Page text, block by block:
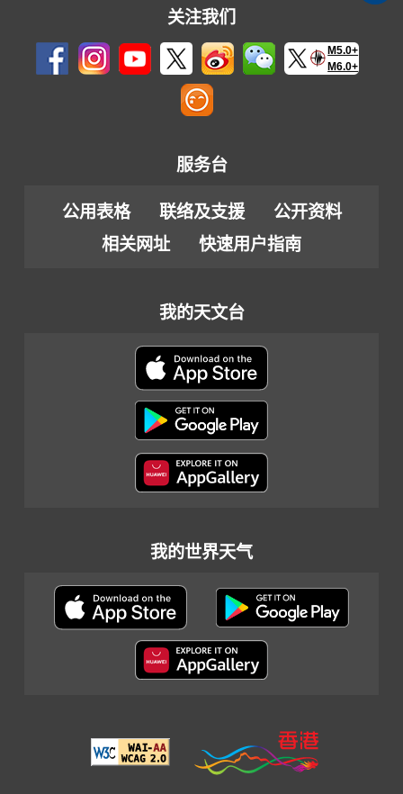
关注我们
M5.0+
M6.0+
服务台
公用表格 联络及支援
公开资料
相关网址
快速用户指南
我的天文台
我的世界天气